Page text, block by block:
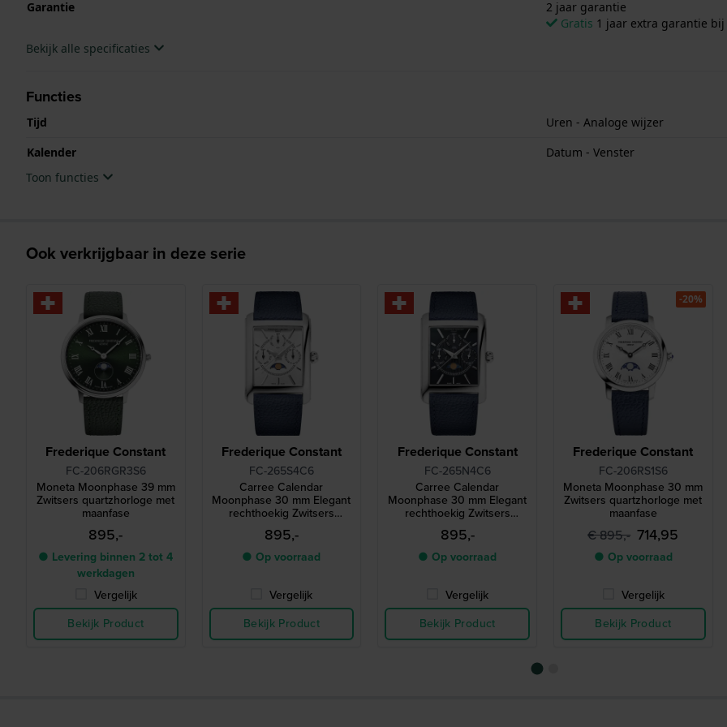
Garantie
2 jaar garantie
Gratis 1 jaar extra garantie
Bekijk alle specificaties
Functies
Tijd
Uren - Analoge wijzer
Kalender
Datum - Venster
Toon functies
Ook verkrijgbaar in deze serie
Frederique Constant
FC-206RGR3S6
Moneta Moonphase 39 mm
Zwitsers quartzhorloge met
maanfase
895,-
● Levering binnen 2 tot 4
werkdagen
Vergelijk
Bekijk Product
Frederique Constant
FC-265S4C6
Carree Calendar
Moonphase 30 mm Elegant
rechthoekig Zwitsers
quartzhorloge met dag-
datum en maanfase
895,-
● Op voorraad
Vergelijk
Bekijk Product
Frederique Constant
FC-265N4C6
Carree Calendar
Moonphase 30 mm Elegant
rechthoekig Zwitsers
quartzhorloge met dag-
datum en maanfase
895,-
● Op voorraad
Vergelijk
Bekijk Product
Frederique Constant
FC-206RS1S6
Moneta Moonphase 30 mm
Zwitsers quartzhorloge met
maanfase
€ 895,- 714,95
● Op voorraad
Vergelijk
Bekijk Product
-20%